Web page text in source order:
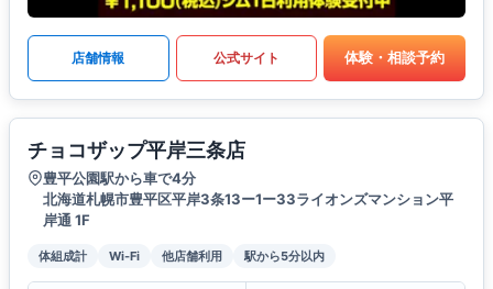
店舗情報 公式サイト 体験・相談予約
チョコザップ平岸三条店
豊平公園駅から車で4分
北海道札幌市豊平区平岸3条13ー1ー33ライオンズマンション平
岸通 1F
体組成計 Wi-Fi 他店舗利用 駅から5分以内